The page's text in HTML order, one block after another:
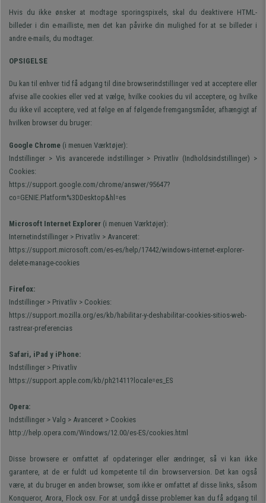
Hvis du ikke ønsker at modtage sporingspixels, skal du deaktivere HTML-
billeder i din e-mailliste, men det kan påvirke din mulighed for at se billeder i
andre e-mails, du modtager.
OPSIGELSE
Du kan til enhver tid få adgang til dine browserindstillinger ved at acceptere eller
afvise alle cookies eller ved at vælge, hvilke cookies du vil acceptere, og hvilke
du ikke vil acceptere, ved at følge en af følgende fremgangsmåder, afhængigt af
hvilken browser du bruger:
Google Chrome (i menuen Værktøjer):
Indstillinger > Vis avancerede indstillinger > Privatliv (Indholdsindstillinger) >
Cookies:
https://support.google.com/chrome/answer/95647?
co=GENIE.Platform%3DDesktop&hl=es
Microsoft Internet Explorer (i menuen Værktøjer):
Internetindstillinger > Privatliv > Avanceret:
https://support.microsoft.com/es-es/help/17442/windows-internet-explorer-
delete-manage-cookies
Firefox:
Indstillinger > Privatliv > Cookies:
https://support.mozilla.org/es/kb/habilitar-y-deshabilitar-cookies-sitios-web-
rastrear-preferencias
Safari, iPad y iPhone:
Indstillinger > Privatliv
https://support.apple.com/kb/ph21411?locale=es_ES
Opera:
Indstillinger > Valg > Avanceret > Cookies
http://help.opera.com/Windows/12.00/es-ES/cookies.html
Disse browsere er omfattet af opdateringer eller ændringer, så vi kan ikke
garantere, at de er fuldt ud kompetente til din browserversion. Det kan også
være, at du bruger en anden browser, som ikke er omfattet af disse links, såsom
Konqueror, Arora, Flock osv. For at undgå disse problemer kan du få adgang til